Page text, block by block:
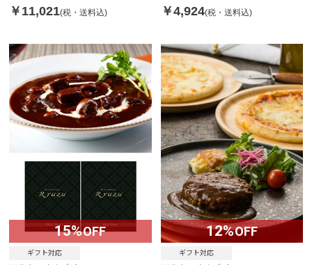
￥11,021(税・送料込) ￥4,924(税・送料込)
15%OFF
ギフト対応
12%OFF
ギフト対応